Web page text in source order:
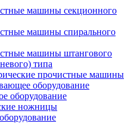
машины секционного
машины спирального
машины штангового
типа
прочистные машины
оборудование
оборудование
ножницы